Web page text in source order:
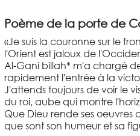
Poème de la porte de
«Je suis la couronne sur le
l'Orient est jaloux de
Al-Gani billah* m'a chargé
rapidement l'entrée à la
J'attends toujours de voir le
du roi, aube qui montre
Que Dieu rende ses oeuvres
que sont son humeur et sa